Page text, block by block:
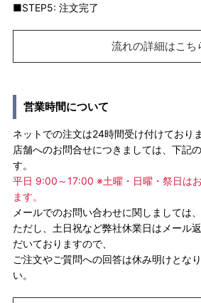
■STEP5: 注文完了
流れの詳細はこち
営業時間について
ネットでの注文は24時間受け付けており
店舗へのお問合せにつきましては、下記
す。
平日 9:00～17:00 ※土曜・日曜・祭日は
ます。
メールでのお問い合わせに関しましては
ただし、土日祝など弊社休業日はメール
だいておりますので、
ご注文やご質問への回答は休み明けとな
い。